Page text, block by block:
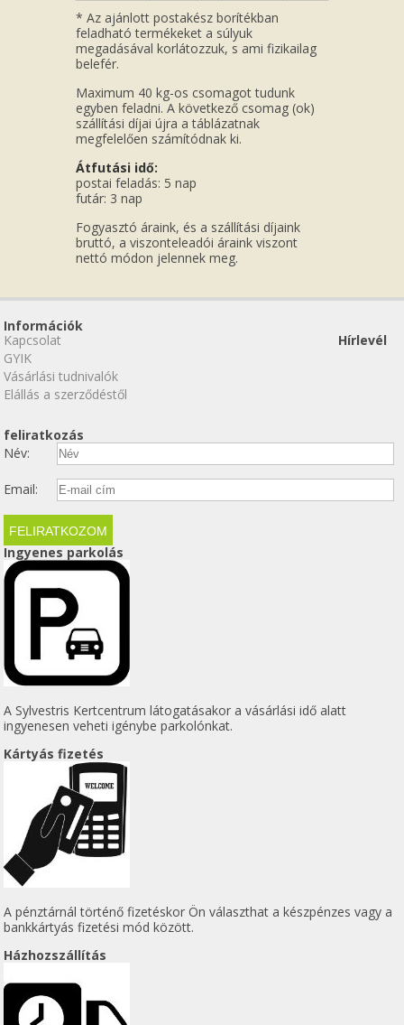
* Az ajánlott postakész borítékban
feladható termékeket a súlyuk
megadásával korlátozzuk, s ami fizikailag
belefér.
Maximum 40 kg-os csomagot tudunk
egyben feladni. A következő csomag (ok)
szállítási díjai újra a táblázatnak
megfelelően számítódnak ki.
Átfutási idő:
postai feladás: 5 nap
futár: 3 nap
Fogyasztó áraink, és a szállítási díjaink
bruttó, a viszonteleadói áraink viszont
nettó módon jelennek meg.
Információk
Kapcsolat
GYIK
Vásárlási tudnivalók
Elállás a szerződéstől
Hírlevél
feliratkozás
Név:
Email:
Ingyenes parkolás
A Sylvestris Kertcentrum látogatásakor a vásárlási idő alatt
ingyenesen veheti igénybe parkolónkat.
Kártyás fizetés
A pénztárnál történő fizetéskor Ön választhat a készpénzes vagy a
bankkártyás fizetési mód között.
Házhozszállítás